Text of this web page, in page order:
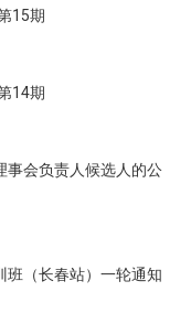
15期
14期
事会负责人候选人的公
班（长春站）一轮通知